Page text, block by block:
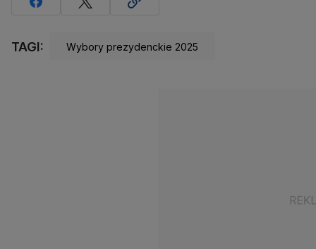
TAGI: Wybory prezydenckie 2025